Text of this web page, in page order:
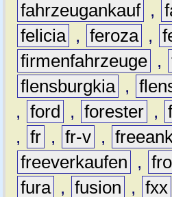
fahrzeugankauf ,
felicia , feroza ,
firmenfahrzeuge ,
flensburgkia ,
, ford , forester ,
, fr , fr-v ,
freeverkaufen
,
fura , fusion , fxx